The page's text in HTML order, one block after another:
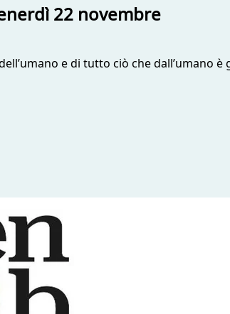
22 novembre
e di tutto ciò che dall’umano